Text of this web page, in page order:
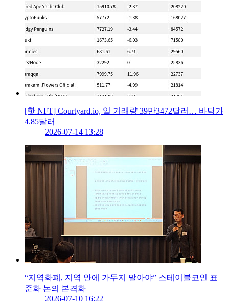
[핫 NFT] Courtyard.io, 일 거래량 39만3472달러… 바닥가
4.85달러
2026-07-14 13:28
“지역화폐, 지역 안에 가두지 말아야” 스테이블코인 표
준화 논의 본격화
2026-07-10 16:22